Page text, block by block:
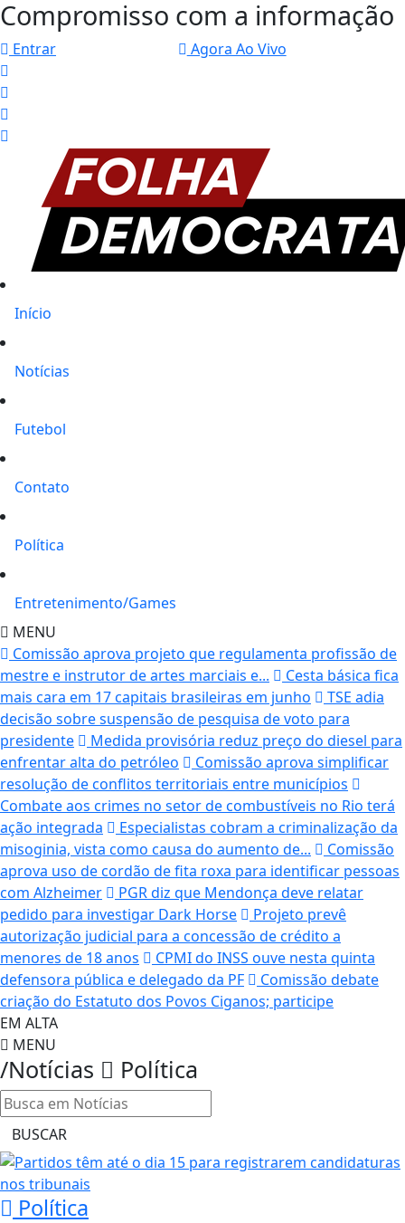
Compromisso com a informação
Entrar Agora Ao Vivo
Início
Notícias
Futebol
Contato
Política
Entretenimento/Games
MENU
Comissão aprova projeto que regulamenta profissão de
mestre e instrutor de artes marciais e...
Cesta básica fica
mais cara em 17 capitais brasileiras em junho
TSE adia
decisão sobre suspensão de pesquisa de voto para
presidente
Medida provisória reduz preço do diesel para
enfrentar alta do petróleo
Comissão aprova simplificar
resolução de conflitos territoriais entre municípios
Combate aos crimes no setor de combustíveis no Rio terá
ação integrada
Especialistas cobram a criminalização da
misoginia, vista como causa do aumento de...
Comissão
aprova uso de cordão de fita roxa para identificar pessoas
com Alzheimer
PGR diz que Mendonça deve relatar
pedido para investigar Dark Horse
Projeto prevê
autorização judicial para a concessão de crédito a
menores de 18 anos
CPMI do INSS ouve nesta quinta
defensora pública e delegado da PF
Comissão debate
criação do Estatuto dos Povos Ciganos; participe
EM ALTA
MENU
/Notícias Política
BUSCAR
Política